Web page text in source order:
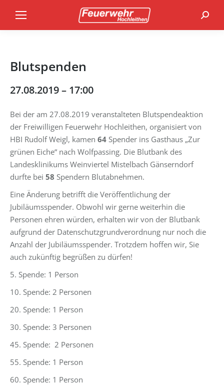
Blutspenden
27.08.2019 – 17:00
Bei der am 27.08.2019 veranstalteten Blutspendeaktion
der Freiwilligen Feuerwehr Hochleithen, organisiert von
HBI Rudolf Weigl, kamen 64 Spender ins Gasthaus „Zur
grünen Eiche“ nach Wolfpassing. Die Blutbank des
Landesklinikums Weinviertel Mistelbach Gänserndorf
durfte bei 58 Spendern Blutabnehmen.
Eine Änderung betrifft die Veröffentlichung der
Jubiläumsspender. Obwohl wir gerne weiterhin die
Personen ehren würden, erhalten wir von der Blutbank
aufgrund der Datenschutzgrundverordnung nur noch die
Anzahl der Jubiläumsspender. Trotzdem hoffen wir, Sie
auch zukünftig begrüßen zu dürfen!
5. Spende: 1 Person
10. Spende: 2 Personen
20. Spende: 1 Person
30. Spende: 3 Personen
45. Spende: 2 Personen
55. Spende: 1 Person
60. Spende: 1 Person